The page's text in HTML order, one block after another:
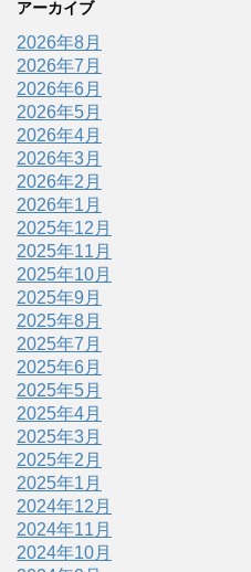
アーカイブ
2026年8月
2026年7月
2026年6月
2026年5月
2026年4月
2026年3月
2026年2月
2026年1月
2025年12月
2025年11月
2025年10月
2025年9月
2025年8月
2025年7月
2025年6月
2025年5月
2025年4月
2025年3月
2025年2月
2025年1月
2024年12月
2024年11月
2024年10月